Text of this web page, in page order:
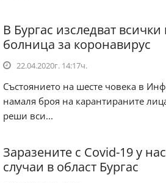
В Бургас изследват
болница за коронавирус
22.04.2020г. 14:17ч.
Състоянието на шесте човека в
намаля броя на карантираните
реши вси...
Заразените с Covid-19 у
случаи в област Бургас